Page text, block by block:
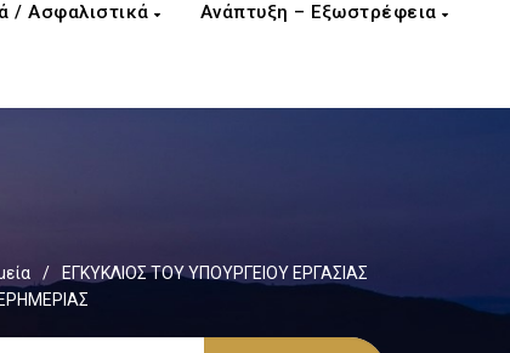
/ Ασφαλιστικά Ανάπτυξη – Εξωστρέφεια
/
ΕΓΚΥΚΛΙΟΣ ΤΟΥ ΥΠΟΥΡΓΕΙΟΥ ΕΡΓΑΣΙΑΣ